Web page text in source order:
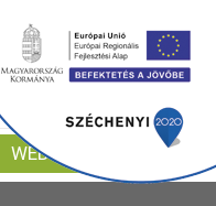
0
WEBSHOP